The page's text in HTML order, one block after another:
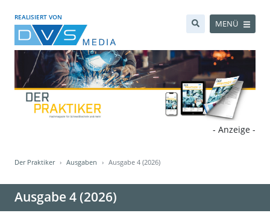
REALISIERT VON
MENÜ
- Anzeige -
Der Praktiker Ausgaben Ausgabe 4 (2026)
Ausgabe 4 (2026)